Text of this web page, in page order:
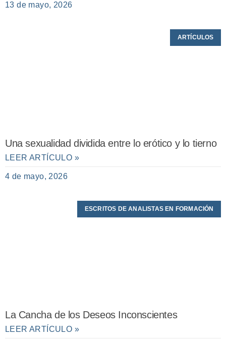
13 de mayo, 2026
ARTÍCULOS
Una sexualidad dividida entre lo erótico y lo tierno
LEER ARTÍCULO »
4 de mayo, 2026
ESCRITOS DE ANALISTAS EN FORMACIÓN
La Cancha de los Deseos Inconscientes
LEER ARTÍCULO »